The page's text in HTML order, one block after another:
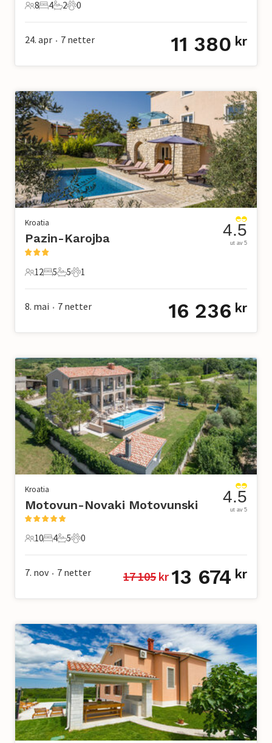
8 Gjester
8
4 Soverom
4
2 Bad
2
0 Kjæledyr
0
24. apr • 7 netter 11 380 kr
Kroatia
Pazin-Karojba
12 Gjester
12
5 Soverom
5
5 Bad
5
1 Kjæledyr
1
4.5
ut av 5
8. mai • 7 netter 16 236 kr
Kroatia
Motovun-Novaki Motovunski
10 Gjester
10
4 Soverom
4
5 Bad
5
0 Kjæledyr
0
4.5
ut av 5
7. nov • 7 netter 17 105 kr 13 674 kr